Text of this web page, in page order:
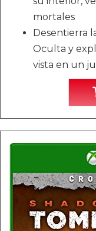
mortales
Desentierra
Oculta y
vista en un